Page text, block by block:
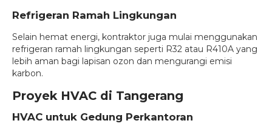
Refrigeran Ramah Lingkungan
Selain hemat energi, kontraktor juga mulai menggunakan
refrigeran ramah lingkungan seperti R32 atau R410A yang
lebih aman bagi lapisan ozon dan mengurangi emisi
karbon.
Proyek HVAC di Tangerang
HVAC untuk Gedung Perkantoran